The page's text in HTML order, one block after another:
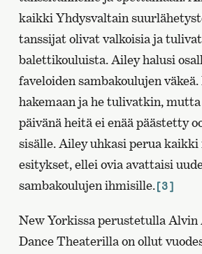
kaikki Yhdysvaltain
tanssijat olivat valkoisia ja
balettikouluista. Ailey halusi
faveloiden sambakoulujen
hakemaan ja he tulivatkin, mutta
päivänä heitä ei enää päästetty
sisälle. Ailey uhkasi perua kaikki
esitykset, ellei ovia avattaisi
sambakoulujen ihmisille.[3]
New Yorkissa perustetulla
Dance Theaterilla on ollut